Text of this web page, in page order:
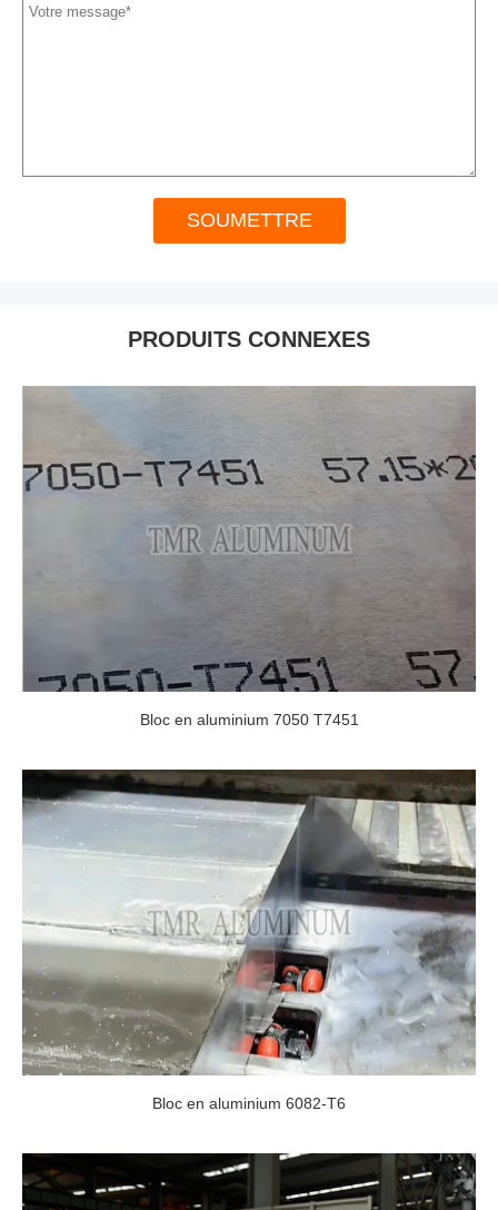
SOUMETTRE
PRODUITS CONNEXES
Bloc en aluminium 7050 T7451
Bloc en aluminium 6082-T6